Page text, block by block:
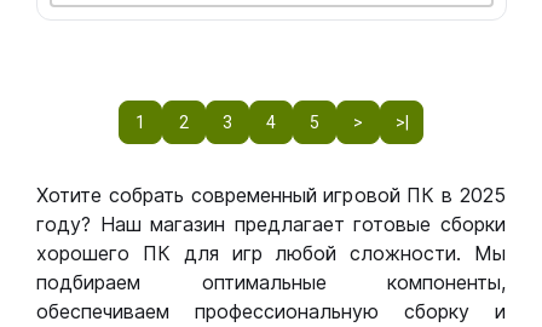
1 2 3 4 5 > >|
Хотите собрать современный игровой ПК в 2025
году? Наш магазин предлагает готовые сборки
хорошего ПК для игр любой сложности. Мы
подбираем оптимальные компоненты,
обеспечиваем профессиональную сборку и